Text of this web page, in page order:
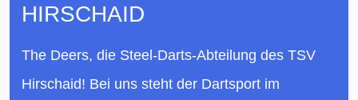
HIRSCHAID
The Deers, die Steel-Darts-Abteilung des TSV
Hirschaid! Bei uns steht der Dartsport im